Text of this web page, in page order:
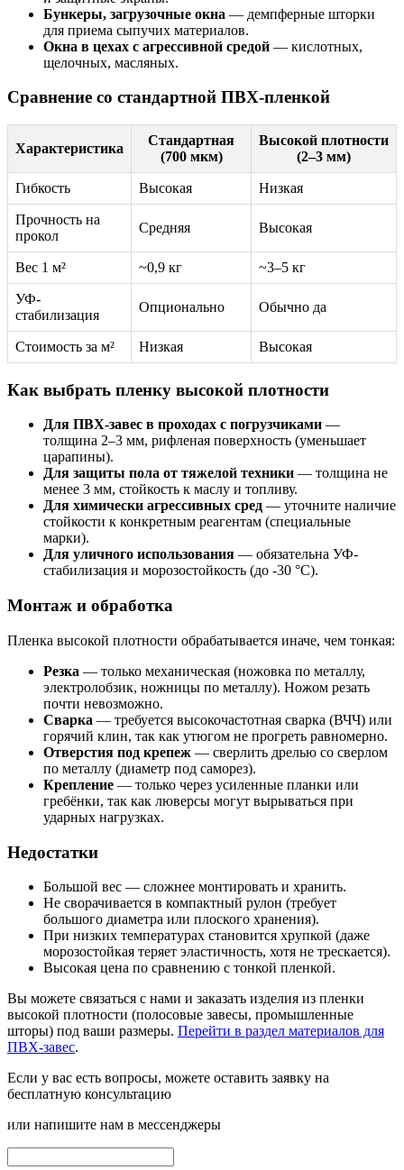
Бункеры, загрузочные окна — демпферные шторки
для приема сыпучих материалов.
Окна в цехах с агрессивной средой — кислотных,
щелочных, масляных.
Сравнение со стандартной ПВХ-пленкой
Характеристика
Стандартная
(700 мкм)
Высокой плотности
(2–3 мм)
Гибкость Высокая Низкая
Прочность на
прокол
Средняя Высокая
Вес 1 м² ~0,9 кг ~3–5 кг
УФ-
стабилизация
Опционально Обычно да
Стоимость за м² Низкая Высокая
Как выбрать пленку высокой плотности
Для ПВХ-завес в проходах с погрузчиками —
толщина 2–3 мм, рифленая поверхность (уменьшает
царапины).
Для защиты пола от тяжелой техники — толщина не
менее 3 мм, стойкость к маслу и топливу.
Для химически агрессивных сред — уточните наличие
стойкости к конкретным реагентам (специальные
марки).
Для уличного использования — обязательна УФ-
стабилизация и морозостойкость (до -30 °C).
Монтаж и обработка
Пленка высокой плотности обрабатывается иначе, чем тонкая:
Резка — только механическая (ножовка по металлу,
электролобзик, ножницы по металлу). Ножом резать
почти невозможно.
Сварка — требуется высокочастотная сварка (ВЧЧ) или
горячий клин, так как утюгом не прогреть равномерно.
Отверстия под крепеж — сверлить дрелью со сверлом
по металлу (диаметр под саморез).
Крепление — только через усиленные планки или
гребёнки, так как люверсы могут вырываться при
ударных нагрузках.
Недостатки
Большой вес — сложнее монтировать и хранить.
Не сворачивается в компактный рулон (требует
большого диаметра или плоского хранения).
При низких температурах становится хрупкой (даже
морозостойкая теряет эластичность, хотя не трескается).
Высокая цена по сравнению с тонкой пленкой.
Вы можете связаться с нами и заказать изделия из пленки
высокой плотности (полосовые завесы, промышленные
шторы) под ваши размеры. Перейти в раздел материалов для
ПВХ-завес.
Если у вас есть вопросы, можете оставить заявку на
бесплатную консультацию
или напишите нам в мессенджеры